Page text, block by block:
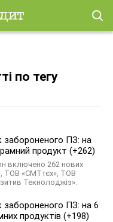
по тегу
забороненого ПЗ: на
продукт (+262)
включено 262 нових
ТОВ «СМТтєх», ТОВ
Текнолоджіз».
забороненого ПЗ: на 6
продуктів (+198)